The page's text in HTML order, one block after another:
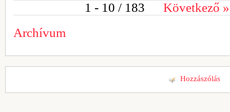
1 - 10 / 183 Következő »
Archívum
Hozzászólás